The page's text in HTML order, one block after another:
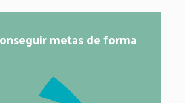
metas de forma